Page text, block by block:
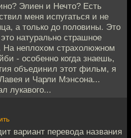
Элиен и Нечто? Есть
меня испугаться и не
а только до половины. Это
натурально страшное
На неплохом страхолюжном
- особенно когда знаешь,
объединил этот фильм, я
и Чарли Мэнсона...
лукавого...
вариант перевода названия